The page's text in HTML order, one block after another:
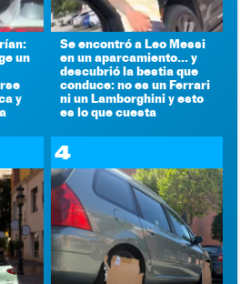
un
y
Se encontró a Leo Messi
en un aparcamiento... y
descubrió la bestia que
conduce: no es un Ferrari
ni un Lamborghini y esto
es lo que cuesta
4